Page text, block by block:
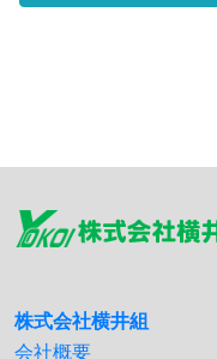
株式会社横井組
会社概要